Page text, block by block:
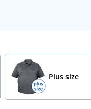
Plus size